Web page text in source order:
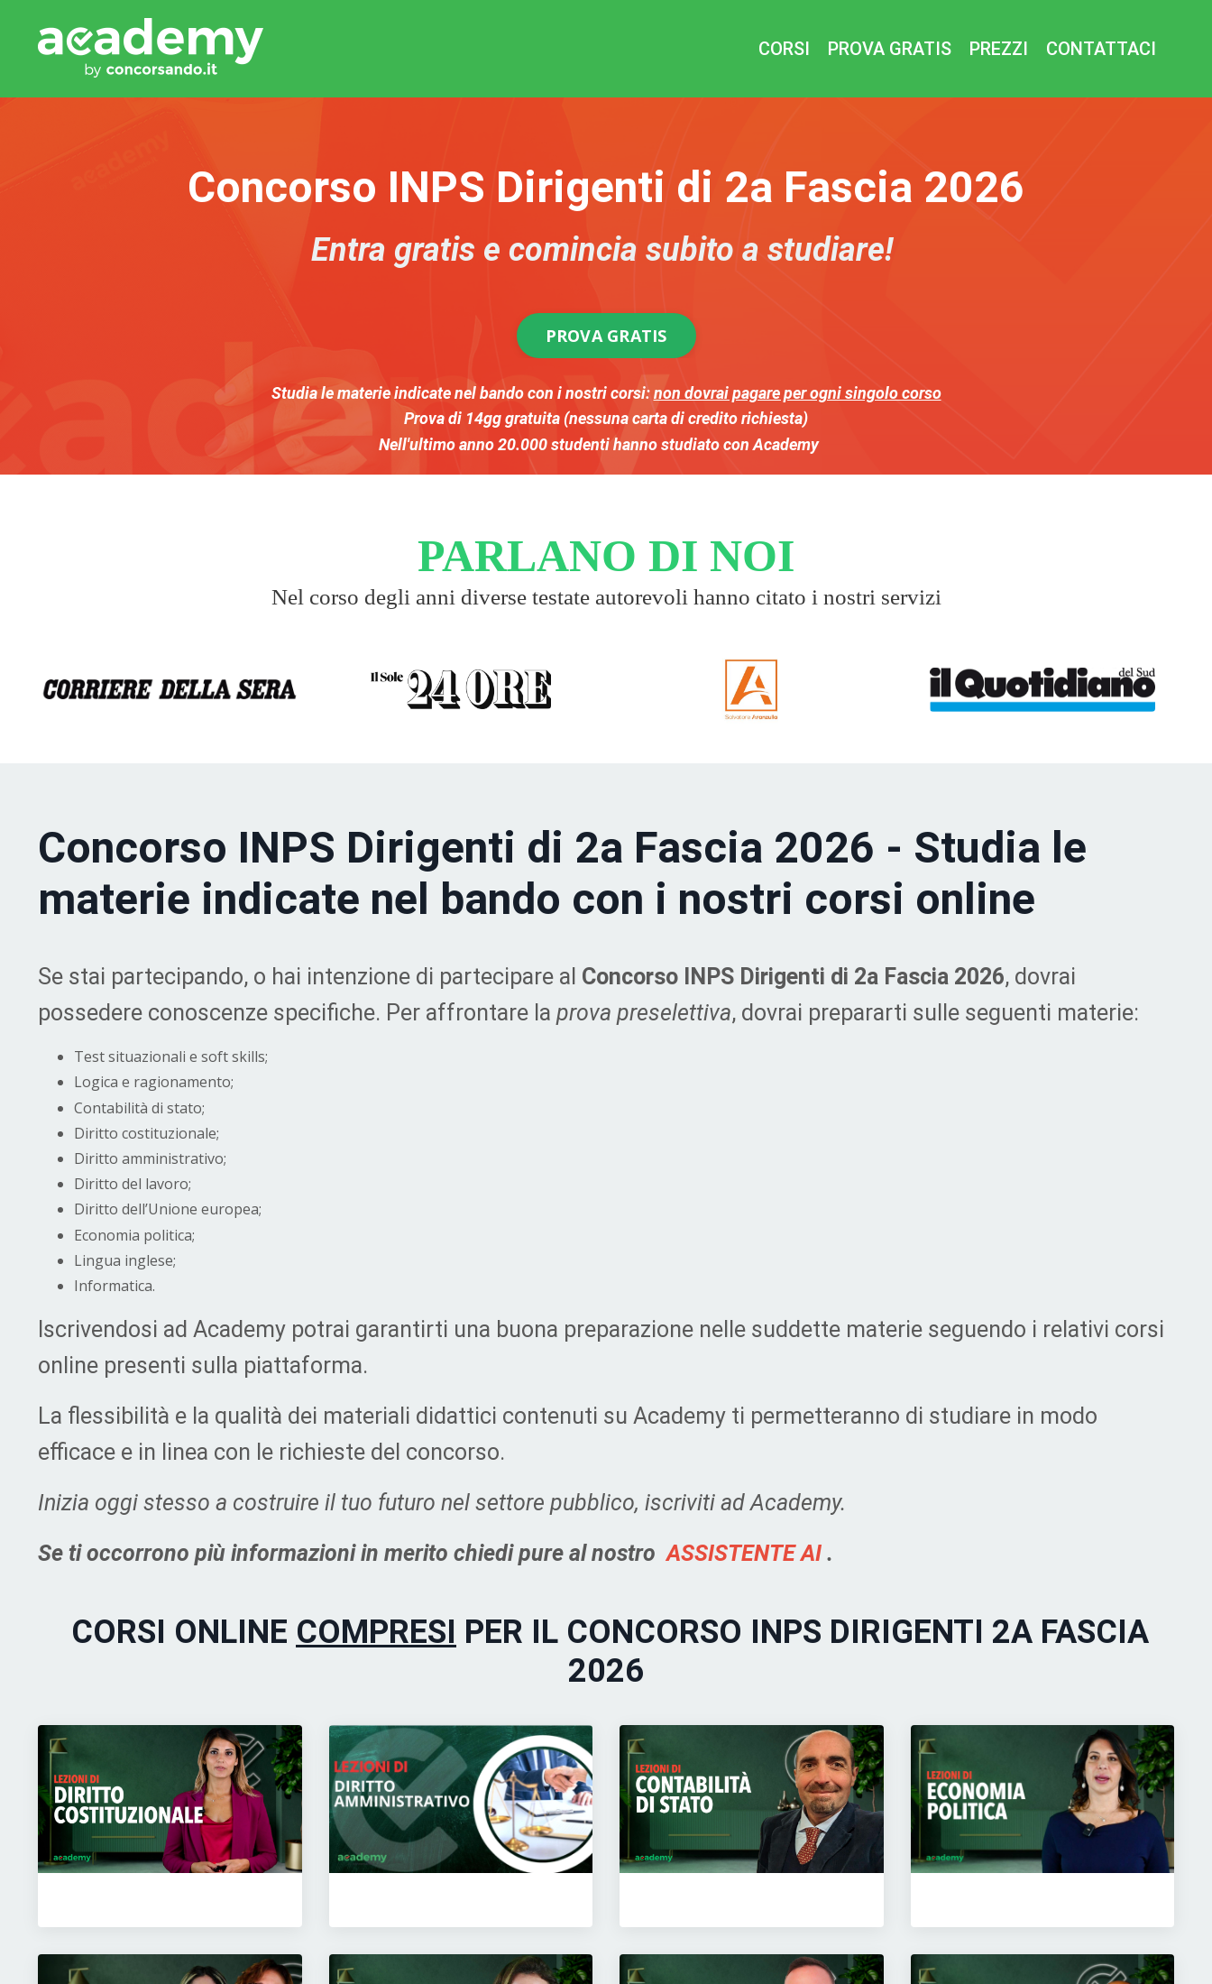
CORSI PROVA GRATIS PREZZI CONTATTACI
Concorso INPS Dirigenti di 2a Fascia 2026
Entra gratis e comincia subito a studiare!
PROVA GRATIS
Studia le materie indicate nel bandocon i nostri corsi:non dovrai pagare per ogni singolo corso
Prova di 14gg gratuita (nessuna carta di credito richiesta)
Nell'ultimo anno20.000studentihanno studiato con Academy
PARLANO DI NOI
Nel corso degli anni diverse testate autorevoli hanno citato i nostri servizi
Concorso INPS Dirigenti di 2a Fascia 2026 - Studia le
materie indicate nel bando con i nostri corsi online
Se stai partecipando, o hai intenzione di partecipare al Concorso INPS Dirigenti di 2a Fascia 2026, dovrai
possedere conoscenze specifiche. Per affrontare la prova preselettiva, dovrai prepararti sulle seguenti materie:
Test situazionali e soft skills;
Logica e ragionamento;
Contabilità di stato;
Diritto costituzionale;
Diritto amministrativo;
Diritto del lavoro;
Diritto dell’Unione europea;
Economia politica;
Lingua inglese;
Informatica.
Iscrivendosi ad Academy potrai garantirti una buona preparazione nelle suddette materie seguendo i relativi corsi
online presenti sulla piattaforma.
La flessibilità e la qualità dei materiali didattici contenuti su Academy ti permetteranno di studiare in modo
efficace e in linea con le richieste del concorso.
Inizia oggi stesso a costruire il tuo futuro nel settore pubblico, iscriviti ad Academy.
Se ti occorrono più informazioni in merito chiedi pure al nostroASSISTENTE AI .
CORSI ONLINE COMPRESI PER IL CONCORSO INPS DIRIGENTI 2A FASCIA
2026